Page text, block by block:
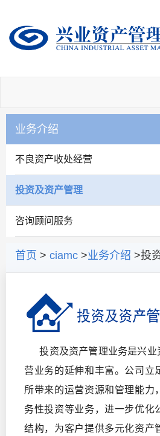
业务介绍
不良资产收处经营
投资及资产管理
咨询顾问服务
首页 > ciamc >业务介绍 >投
投资及资产管理业务是兴业
营业务的延伸和丰富。公司立
所带来的运营资源和管理能力
务性投资等业务，进一步优化
结构，为客户提供多元化资产